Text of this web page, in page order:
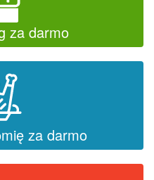
za darmo
za darmo